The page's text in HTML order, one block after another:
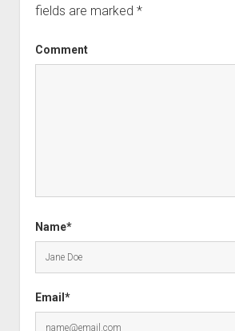
fields are marked *
Comment
Name*
Email*